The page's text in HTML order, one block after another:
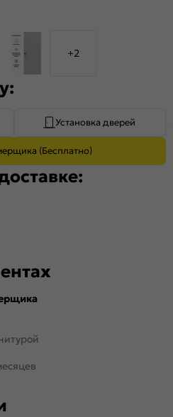
+2
Установка дверей
(Бесплатно)